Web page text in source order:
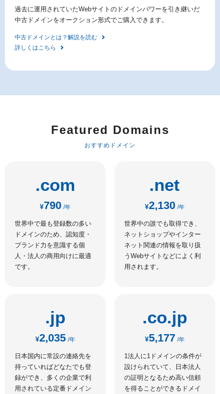
過去に運用されていたWebサイトのドメインパワーを引き継いだ
中古ドメインをオークション形式でご購入できます。
中古ドメインとは？解説を読む
詳しくはこちら
Featured Domains
おすすめドメイン
.com
¥790 /年
世界中で最も登録数の多い
ドメインのため、認知度・
ブランド力を意識する個
人・法人の商用向けに最適
です。
.net
¥2,130 /年
世界中の誰でも取得でき、
ネットショップやインター
ネット関連の情報を取り扱
うWebサイトなどによく利
用されます。
.jp
¥2,035 /年
日本国内に常設の連絡先を
持っていればどなたでも登
録ができ、多くの企業で利
用されている定番ドメイン
.co.jp
¥5,177 /年
1法人に1ドメインの条件が
設けられていて、日本法人
の証明となるため高い信頼
を得ることができるドメイ